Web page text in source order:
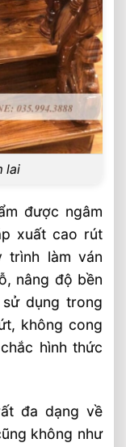
lai
được ngâm
xuất cao rút
trình làm ván
nâng độ bền
dụng trong
không cong
hình thức
đa dạng về
không như